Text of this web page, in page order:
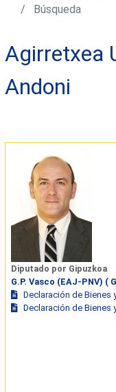
Búsqueda
Agirretxea
Andoni
Diputado por Gipuzkoa
G.P. Vasco (EAJ-PNV) (
Declaración de Bienes
Declaración de Bienes